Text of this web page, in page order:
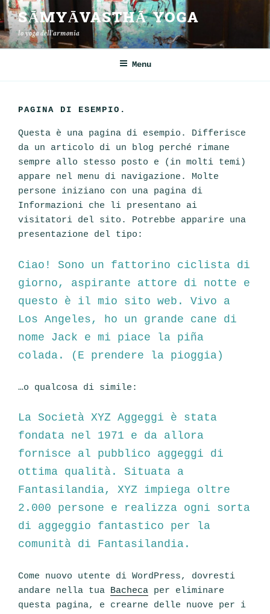
Salta
al
contenuto
SĀMYĀVASTHĀ YOGA
lo yoga dell'armonia
Menu
PAGINA DI ESEMPIO.
Questa è una pagina di esempio. Differisce
da un articolo di un blog perché rimane
sempre allo stesso posto e (in molti temi)
appare nel menu di navigazione. Molte
persone iniziano con una pagina di
Informazioni che li presentano ai
visitatori del sito. Potrebbe apparire una
presentazione del tipo:
Ciao! Sono un fattorino ciclista di
giorno, aspirante attore di notte e
questo è il mio sito web. Vivo a
Los Angeles, ho un grande cane di
nome Jack e mi piace la piña
colada. (E prendere la pioggia)
…o qualcosa di simile:
La Società XYZ Aggeggi è stata
fondata nel 1971 e da allora
fornisce al pubblico aggeggi di
ottima qualità. Situata a
Fantasilandia, XYZ impiega oltre
2.000 persone e realizza ogni sorta
di aggeggio fantastico per la
comunità di Fantasilandia.
Come nuovo utente di WordPress, dovresti
andare nella tua Bacheca per eliminare
questa pagina, e crearne delle nuove per i